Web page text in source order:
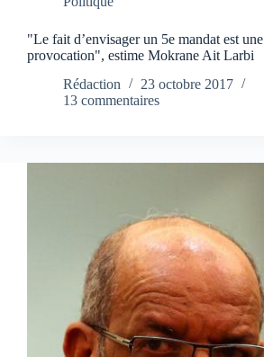
"Le fait d’envisager un 5e mandat est une
provocation", estime Mokrane Ait Larbi
Rédaction
23 octobre 2017
13 commentaires